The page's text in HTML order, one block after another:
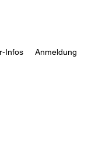
Infos Anmeldung